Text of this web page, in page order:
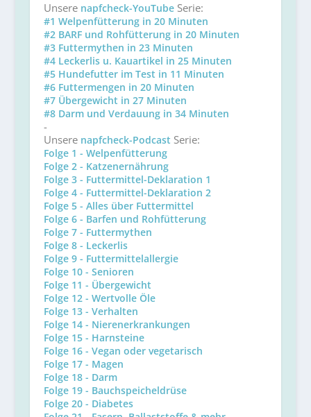
Unsere napfcheck-YouTubeSerie:
#1 Welpenfütterung in 20 Minuten
#2 BARF und Rohfütterung in 20 Minuten
#3 Futtermythen in 23 Minuten
#4 Leckerlis u. Kauartikel in 25 Minuten
#5 Hundefutter im Test in 11 Minuten
#6 Futtermengen in 20 Minuten
#7 Übergewicht in 27 Minuten
#8 Darm und Verdauung in 34 Minuten
-
Unsere napfcheck-Podcast Serie:
Folge 1 - Welpenfütterung
Folge 2 - Katzenernährung
Folge 3 - Futtermittel-Deklaration 1
Folge 4 - Futtermittel-Deklaration 2
Folge 5 - Alles über Futtermittel
Folge 6 - Barfen und Rohfütterung
Folge 7 - Futtermythen
Folge 8 - Leckerlis
Folge 9 - Futtermittelallergie
Folge 10 - Senioren
Folge 11 - Übergewicht
Folge 12 - Wertvolle Öle
Folge 13 - Verhalten
Folge 14 - Nierenerkrankungen
Folge 15 - Harnsteine
Folge 16 - Vegan oder vegetarisch
Folge 17 - Magen
Folge 18 - Darm
Folge 19 - Bauchspeicheldrüse
Folge 20 - Diabetes